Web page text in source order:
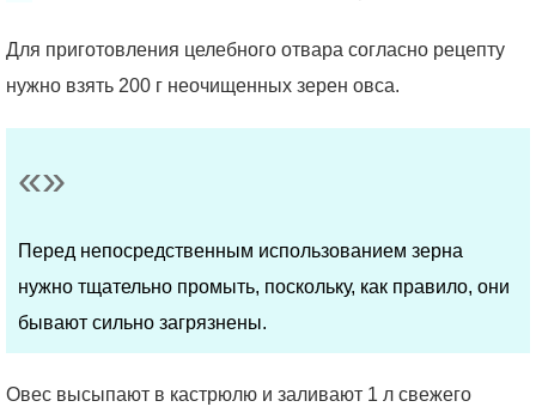
Для приготовления целебного отвара согласно рецепту
нужно взять 200 г неочищенных зерен овса.
Перед непосредственным использованием зерна
нужно тщательно промыть, поскольку, как правило, они
бывают сильно загрязнены.
Овес высыпают в кастрюлю и заливают 1 л свежего